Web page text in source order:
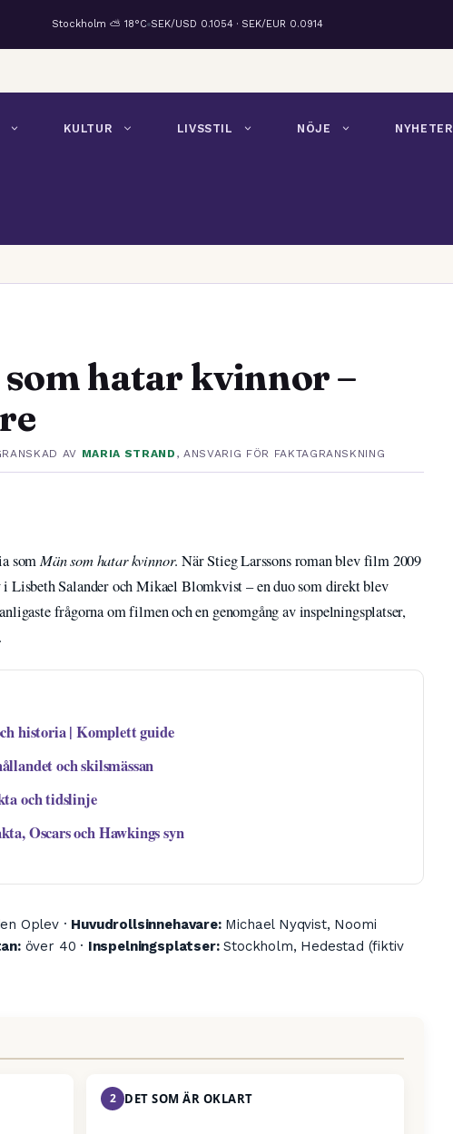
Stockholm ⛅ 18°C SEK/USD 0.1054 · SEK/EUR 0.0914
KULTUR LIVSSTIL NÖJE NYHETER
hatar kvinnor –
AV MARIA STRAND , ANSVARIG FÖR FAKTAGRANSKNING
somMän som hatar kvinnor. När Stieg Larssons roman blev film 2009
Salander och Mikael Blomkvist – en duo som direkt blev
frågorna om filmen och en genomgång av inspelningsplatser,
historia | Komplett guide
och skilsmässan
och tidslinje
Oscars och Hawkings syn
Oplev · Huvudrollsinnehavare:Michael Nyqvist, Noomi
över 40 · Inspelningsplatser:Stockholm, Hedestad (fiktiv
2 DET SOM ÄR OKLART